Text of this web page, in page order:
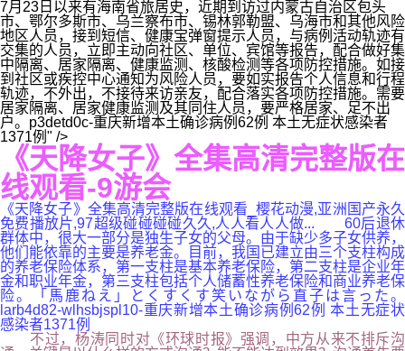
7月23日以来有海南省旅居史，近期到访过内蒙古自治区包头
市、鄂尔多斯市、乌兰察布市、锡林郭勒盟、乌海市和其他风险
地区人员，接到短信、健康宝弹窗提示人员，与病例活动轨迹有
交集的人员，立即主动向社区、单位、宾馆等报告，配合做好集
中隔离、居家隔离、健康监测、核酸检测等各项防控措施。如接
到社区或疾控中心通知为风险人员，要如实报告个人信息和行程
轨迹，不外出，不接待来访亲友，配合落实各项防控措施。需要
居家隔离、居家健康监测及其同住人员，要严格居家、足不出
户。p3detd0c-重庆新增本土确诊病例62例 本土无症状感染者
1371例" />
《天降女子》全集高清完整版在
线观看-9游会
《天降女子》全集高清完整版在线观看_樱花动漫,亚洲国产永久
免费播放片,97超级碰碰碰碰久久,人人看人人做... 60后退休
群体中，很大一部分是独生子女的父母。由于缺少多子女供养，
他们能依靠的主要是养老金。目前，我国已建立由三个支柱构成
的养老保险体系，第一支柱是基本养老保险，第二支柱是企业年
金和职业年金，第三支柱包括个人储蓄性养老保险和商业养老保
险。「馬鹿ねえ」とくすくす笑いながら直子は言った。
larb4d82-wlhsbjspl10-重庆新增本土确诊病例62例 本土无症状
感染者1371例
不过，杨涛同时对《环球时报》强调，中方从来不排斥沟